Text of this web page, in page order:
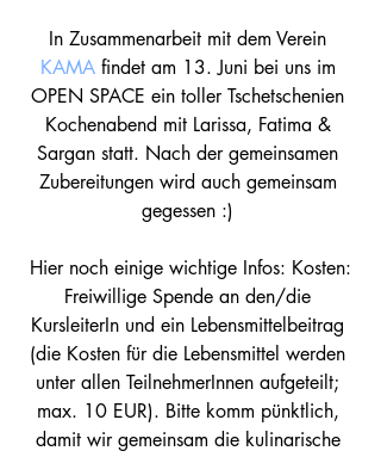
In Zusammenarbeit mit dem Verein
KAMA findet am 13. Juni bei uns im
OPEN SPACE ein toller Tschetschenien
Kochenabend mit Larissa, Fatima &
Sargan statt. Nach der gemeinsamen
Zubereitungen wird auch gemeinsam
gegessen :)
Freiwillige Spende an den/die
KursleiterIn und ein Lebensmittelbeitrag
(die Kosten für die Lebensmittel werden
unter allen TeilnehmerInnen aufgeteilt;
max. 10 EUR). Bitte komm pünktlich,
damit wir gemeinsam die kulinarische